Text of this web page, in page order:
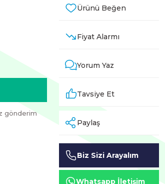
gönderim
Fiyat Alarmı
Yorum Yaz
Tavsiye Et
Paylaş
Biz Sizi Arayalım
Whatsapp İletişim